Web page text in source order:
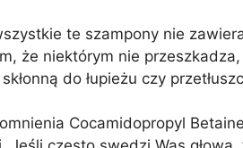
te szampony nie
że niektórym nie
do łupieżu czy
Cocamidopropyl